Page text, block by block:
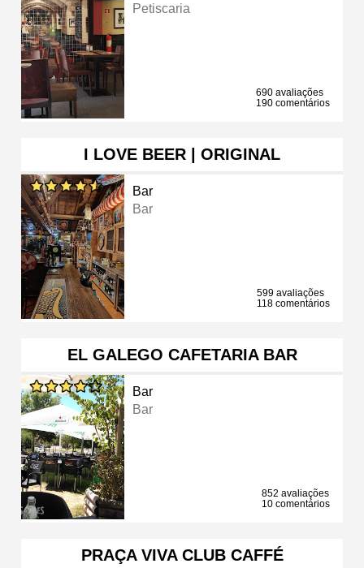
Petiscaria
690 avaliações
190 comentários
I LOVE BEER | ORIGINAL
Bar
Bar
599 avaliações
118 comentários
EL GALEGO CAFETARIA BAR
Bar
Bar
852 avaliações
10 comentários
PRAÇA VIVA CLUB CAFFÉ